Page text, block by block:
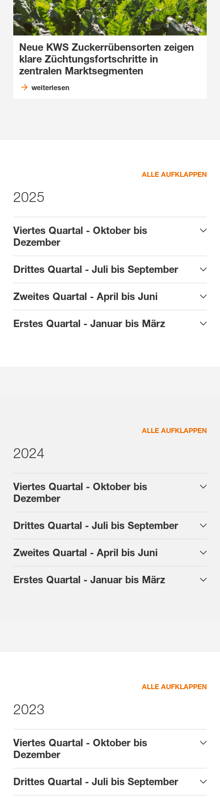
Neue KWS Zuckerrübensorten zeigen
klare Züchtungsfortschritte in
zentralen Marktsegmenten
weiterlesen
ALLE AUFKLAPPEN
2025
Viertes Quartal - Oktober bis
Dezember
Drittes Quartal - Juli bis September
Zweites Quartal - April bis Juni
Erstes Quartal - Januar bis März
ALLE AUFKLAPPEN
2024
Viertes Quartal - Oktober bis
Dezember
Drittes Quartal - Juli bis September
Zweites Quartal - April bis Juni
Erstes Quartal - Januar bis März
ALLE AUFKLAPPEN
2023
Viertes Quartal - Oktober bis
Dezember
Drittes Quartal - Juli bis September